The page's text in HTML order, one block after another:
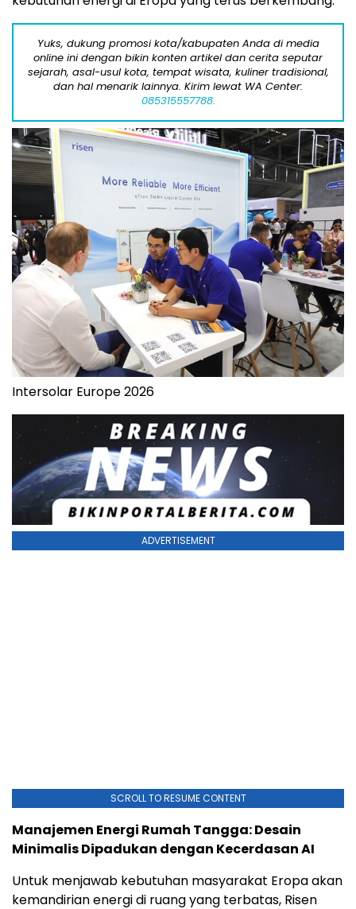
Yuks, dukung promosi kota/kabupaten Anda di media
online ini dengan bikin konten artikel dan cerita seputar
sejarah, asal-usul kota, tempat wisata, kuliner tradisional,
dan hal menarik lainnya. Kirim lewat WA Center:
085315557788.
Intersolar Europe 2026
ADVERTISEMENT
SCROLL TO RESUME CONTENT
Manajemen Energi Rumah Tangga: Desain
Minimalis Dipadukan dengan Kecerdasan AI
Untuk menjawab kebutuhan masyarakat Eropa akan
kemandirian energi di ruang yang terbatas, Risen